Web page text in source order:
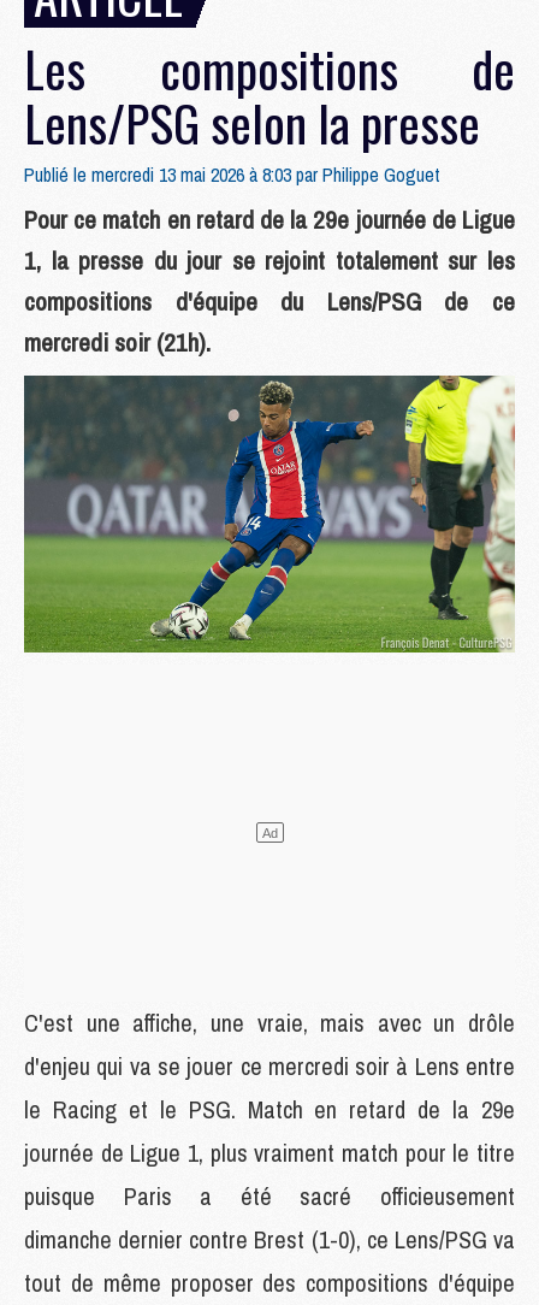
Les compositions de
Lens/PSG selon la presse
Publié le mercredi 13 mai 2026 à 8:03 parPhilippe Goguet
Pour ce match en retard de la 29e journée de Ligue
1, la presse du jour se rejoint totalement sur les
compositions d'équipe du Lens/PSG de ce
mercredi soir (21h).
C'est une affiche, une vraie, mais avec un drôle
d'enjeu qui va se jouer ce mercredi soir à Lens entre
le Racing et le PSG. Match en retard de la 29e
journée de Ligue 1, plus vraiment match pour le titre
puisque Paris a été sacré officieusement
dimanche dernier contre Brest (1-0), ce Lens/PSG va
tout de même proposer des compositions d'équipe